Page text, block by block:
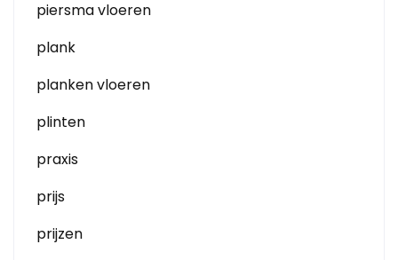
piersma vloeren
plank
planken vloeren
plinten
praxis
prijs
prijzen